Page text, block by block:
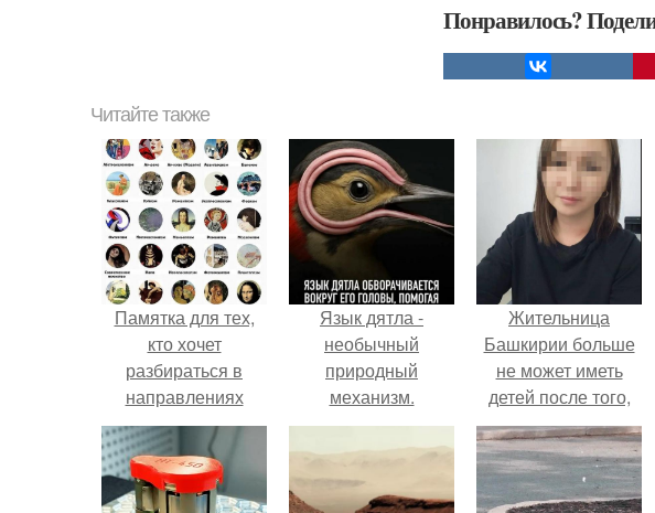
Понравилось?
Читайте также
Памятка для тех,
кто хочет
разбираться в
направлениях
живописи.
Язык дятла -
необычный
природный
механизм.
Жительница
Башкирии больше
не может иметь
детей после того,
как медики сделали
ей аборт на шестом
месяце
беременности и